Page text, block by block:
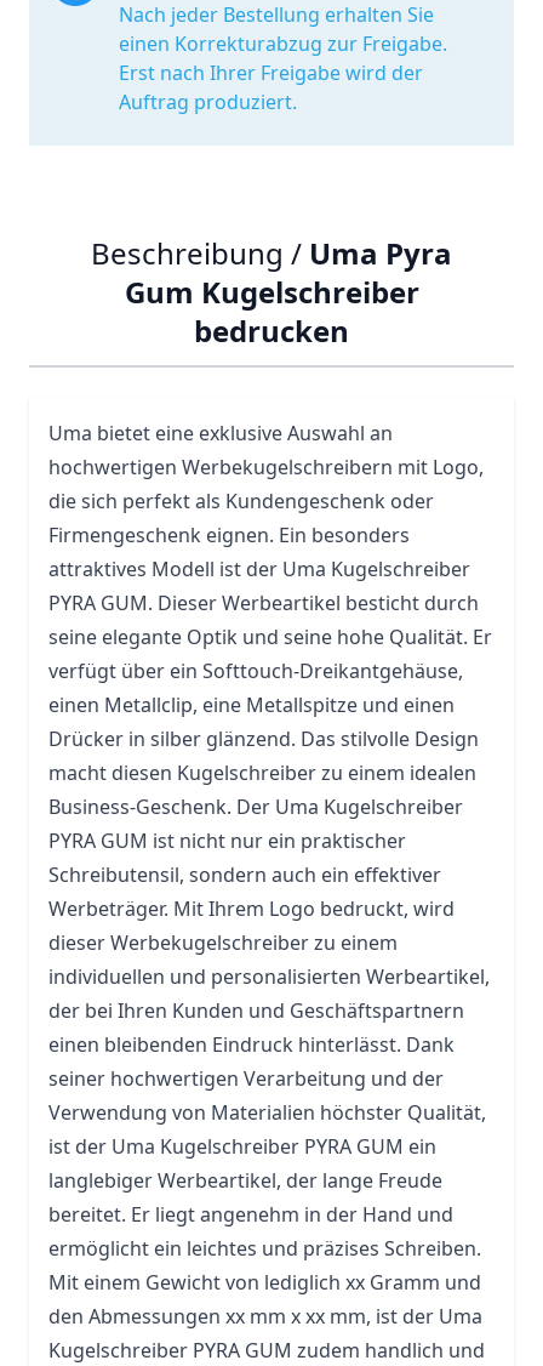
Nach jeder Bestellung erhalten Sie
einen Korrekturabzug zur Freigabe.
Erst nach Ihrer Freigabe wird der
Auftrag produziert.
Beschreibung / Uma Pyra
Gum Kugelschreiber
bedrucken
Uma bietet eine exklusive Auswahl an
hochwertigen Werbekugelschreibern mit Logo,
die sich perfekt als Kundengeschenk oder
Firmengeschenk eignen. Ein besonders
attraktives Modell ist der Uma Kugelschreiber
PYRA GUM. Dieser Werbeartikel besticht durch
seine elegante Optik und seine hohe Qualität. Er
verfügt über ein Softtouch-Dreikantgehäuse,
einen Metallclip, eine Metallspitze und einen
Drücker in silber glänzend. Das stilvolle Design
macht diesen Kugelschreiber zu einem idealen
Business-Geschenk. Der Uma Kugelschreiber
PYRA GUM ist nicht nur ein praktischer
Schreibutensil, sondern auch ein effektiver
Werbeträger. Mit Ihrem Logo bedruckt, wird
dieserWerbekugelschreiberzu einem
individuellen und personalisierten Werbeartikel,
der bei Ihren Kunden und Geschäftspartnern
einen bleibenden Eindruck hinterlässt. Dank
seiner hochwertigen Verarbeitung und der
Verwendung von Materialien höchster Qualität,
ist der Uma Kugelschreiber PYRA GUM ein
langlebiger Werbeartikel, der lange Freude
bereitet. Er liegt angenehm in der Hand und
ermöglicht ein leichtes und präzises Schreiben.
Mit einem Gewicht von lediglich xx Gramm und
den Abmessungen xx mm x xx mm, ist der Uma
Kugelschreiber PYRA GUM zudem handlich und